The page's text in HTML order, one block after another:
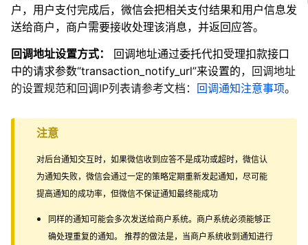
户，用户支付完成后，微信会把相关支付结果和用户信息发
送给商户，商户需要接收处理该消息，并返回应答。
回调地址设置方式：
回调地址通过委托代扣受理扣款接口
中的请求参数“transaction_notify_url”来设置的，回调地址
的设置规范和回调IP列表请参考文档： 回调通知注意事项。
注意
对后台通知交互时，如果微信收到应答不是成功或超时，微信认
为通知失败，微信会通过一定的策略定期重新发起通知，尽可能
提高通知的成功率，但微信不保证通知最终能成功
同样的通知可能会多次发送给商户系统。商户系统必须能够正
确处理重复的通知。 推荐的做法是，当商户系统收到通知进行